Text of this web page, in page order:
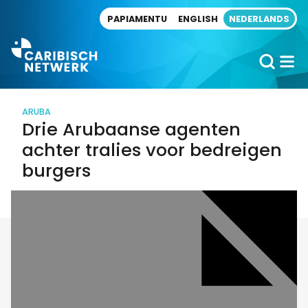
PAPIAMENTU ENGLISH NEDERLANDS
ARUBA
Drie Arubaanse agenten
achter tralies voor bedreigen
burgers